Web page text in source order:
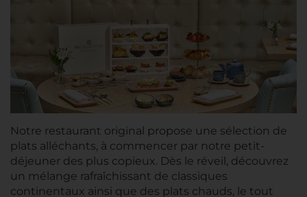
Notre restaurant original propose une sélection de
plats alléchants, à commencer par notre petit-
déjeuner des plus copieux. Dès le réveil, découvrez
un mélange rafraîchissant de classiques
continentaux ainsi que des plats chauds, le tout